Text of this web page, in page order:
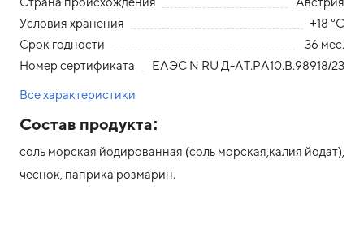
Условия хранения
+18 °С
Срок годности
36 мес.
Номер сертификата
ЕАЭС N RU Д-АТ.РА10.В.98918/23
Все характеристики
Состав продукта:
соль морская йодированная (соль морская,калия йодат),
чеснок, паприка розмарин.